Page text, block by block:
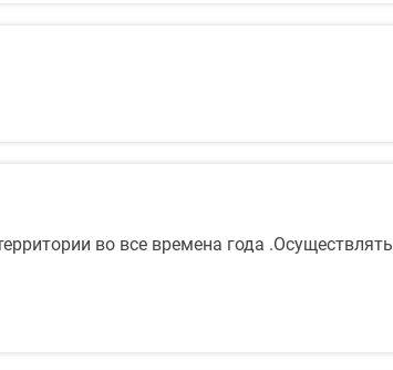
во все времена года .Осуществлять